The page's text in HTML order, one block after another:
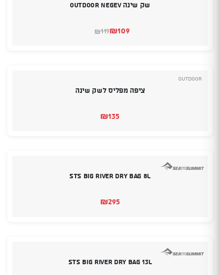
שק שינה Outdoor Negev
₪119
המחיר₪109
המחיר
Outdoor
ציפה מפליס לשק שינה
₪135
STS Big River Dry Bag 8L
₪295
STS Big River Dry Bag 13L